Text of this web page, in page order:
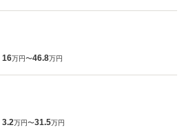
16万円〜46.8万円
3.2万円〜31.5万円